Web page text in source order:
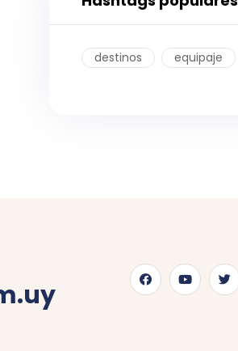
destinos equipaje